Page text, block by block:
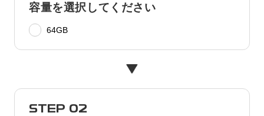
容量を選択してください
64GB
STEP 02